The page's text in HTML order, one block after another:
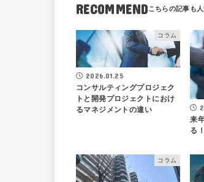
RECOMMEND
コラム
2026.01.25
コンサルティングプロジェク
トと開発プロジェクトにおけ
るマネジメントの違い
来
る！
コラム